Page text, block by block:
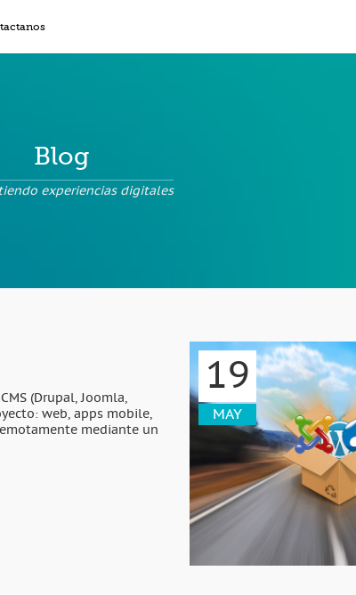
Blog
experiencias digitales
(Drupal, Joomla,
web, apps mobile,
mediante un
19
MAY